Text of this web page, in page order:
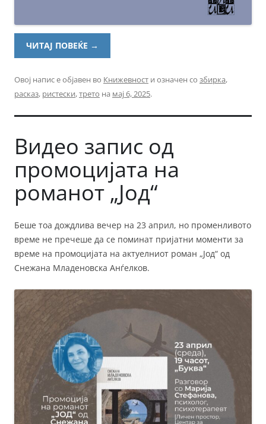
ЧИТАЈ ПОВЕЌЕ →
Овој напис е објавен во Книжевност и означен со збирка,
расказ, ристески,трето на мај 6, 2025.
Видео запис од
промоцијата на
романот „Јод“
Беше тоа дождлива вечер на 23 април, но променливото
време не пречеше да се поминат пријатни моменти за
време на промоцијата на актуелниот роман „Јод“ од
Снежана Младеновска Анѓелков.